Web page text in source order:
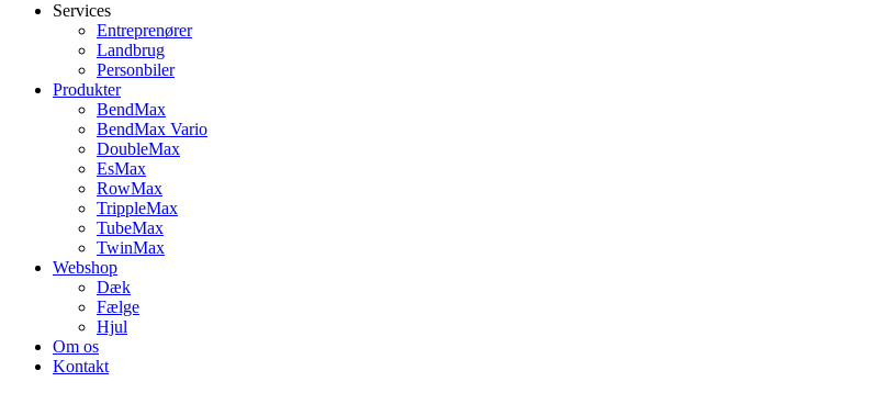
Services
Entreprenører
Landbrug
Personbiler
Produkter
BendMax
BendMax Vario
DoubleMax
EsMax
RowMax
TrippleMax
TubeMax
TwinMax
Webshop
Dæk
Fælge
Hjul
Om os
Kontakt